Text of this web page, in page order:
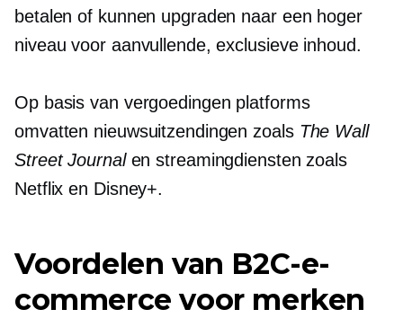
betalen of kunnen upgraden naar een hoger
niveau voor aanvullende, exclusieve inhoud.
Op basis van vergoedingen platforms
omvatten nieuwsuitzendingen zoals The Wall
Street Journalen streamingdiensten zoals
Netflix en Disney+.
Voordelen van B2C-e-
commerce voor merken